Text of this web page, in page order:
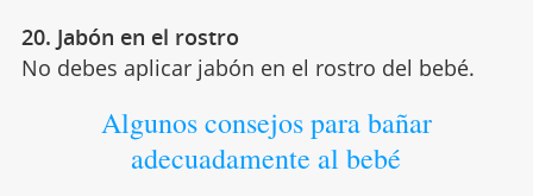
20. Jabón en el rostro
No debes aplicar jabón en el rostro del bebé.
Algunos consejos para bañar
adecuadamente al bebé